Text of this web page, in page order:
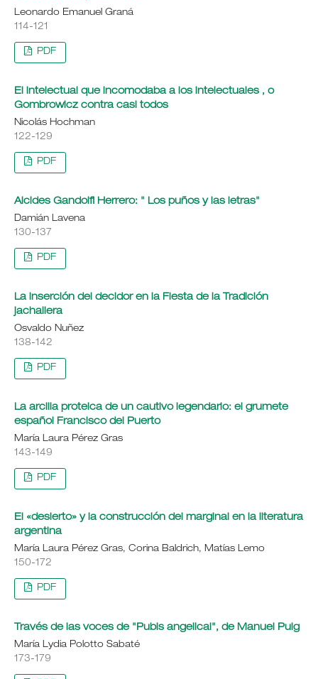
Leonardo Emanuel Graná
114-121
PDF
El intelectual que incomodaba a los intelectuales , o
Gombrowicz contra casi todos
Nicolás Hochman
122-129
PDF
Alcides Gandolfi Herrero: " Los puños y las letras"
Damián Lavena
130-137
PDF
La inserción del decidor en la Fiesta de la Tradición
jachallera
Osvaldo Nuñez
138-142
PDF
La arcilla proteica de un cautivo legendario: el grumete
español Francisco del Puerto
María Laura Pérez Gras
143-149
PDF
El «desierto» y la construcción del marginal en la literatura
argentina
María Laura Pérez Gras, Corina Baldrich, Matías Lemo
150-172
PDF
Través de las voces de "Pubis angelical", de Manuel Puig
María Lydia Polotto Sabaté
173-179